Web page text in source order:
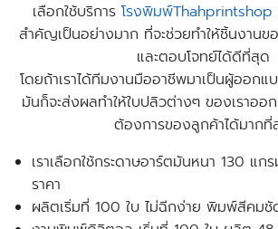
เลือกใช้บริการ โรงพิมพ์Thahprintshop
สำคัญเป็นอย่างมาก ที่จะช่วยทำให้ชิ้นงานข
และตอบโจทย์ได้ดีที่สุด
โดยถ้าเราได้ทีมงานมืออาชีพมาเป็นผู้ออกแ
มันก็จะส่งผลทำให้ใบปลิวต่างๆ ของเราออ
ต้องการของลูกค้าได้มากที่
เราเลือกใช้กระดาษอาร์ตมันหนา 130 แ
ราคา
ผลิตเริ่มที่ 100 ใบ ไม่ฉีกง่าย พิมพ์สีคม